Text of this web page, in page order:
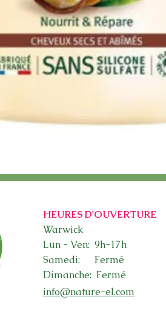
HEURES D'OUVERTURE
Warwick​
Lun - Ven: 9h-17h
Samedi: Fermé
Dimanche: Fermé
info@nature-el.com